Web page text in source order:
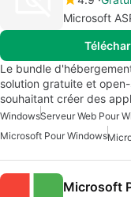
Microsoft
Le bundle
solution gratuite et
souhaitant créer des
WindowsServeur Web Pour
Microsoft Pour Windows
Microsoft